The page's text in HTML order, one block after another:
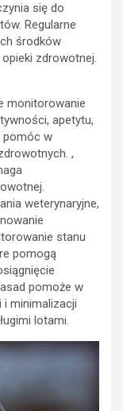
się do
Regularne
środków
zdrowotnej.
monitorowanie
apetytu,
pomóc w
,
weterynaryjne,
stanu
pomogą
pomoże w
i minimalizacji
lotami.